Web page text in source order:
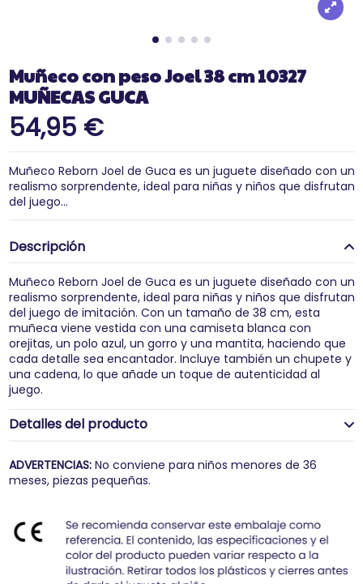
Muñeco con peso Joel 38 cm 10327
MUÑECAS GUCA
54,95 €
Muñeco Reborn Joel de Guca es un juguete diseñado con un
realismo sorprendente, ideal para niñas y niños que disfrutan
del juego...
Descripción
Muñeco Reborn Joel de Guca es un juguete diseñado con un
realismo sorprendente, ideal para niñas y niños que disfrutan
del juego de imitación. Con un tamaño de 38 cm, esta
muñeca viene vestida con una camiseta blanca con
orejitas, un polo azul, un gorro y una mantita, haciendo que
cada detalle sea encantador. Incluye también un chupete y
una cadena, lo que añade un toque de autenticidad al
juego.
Detalles del producto
ADVERTENCIAS:No conviene para niños menores de 36
meses, piezas pequeñas.